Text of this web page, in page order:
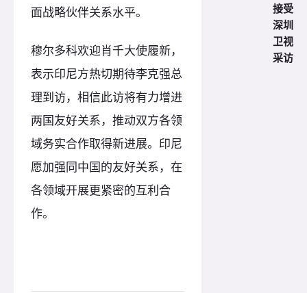
面战略伙伴关系水平。
穆尔多科欢迎肖千大使履新，
表示印尼方热切期待李克强总
理到访，相信此访将有力增进
两国友好关系，推动双方各领
域务实合作取得新进展。印尼
愿加强同中国的友好关系，在
各领域开展更紧密的互利合
作。
接受
深圳
卫视
采访